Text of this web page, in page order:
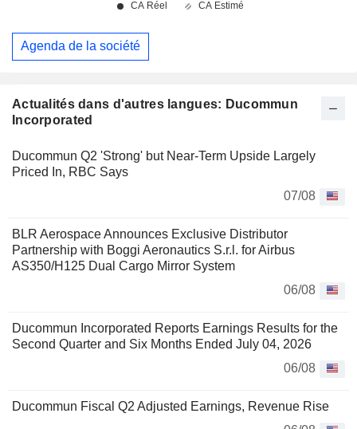
Actualités dans d'autres langues: Ducommun
Incorporated
Ducommun Q2 'Strong' but Near-Term Upside Largely
Priced In, RBC Says
07/08
BLR Aerospace Announces Exclusive Distributor
Partnership with Boggi Aeronautics S.r.l. for Airbus
AS350/H125 Dual Cargo Mirror System
06/08
Ducommun Incorporated Reports Earnings Results for the
Second Quarter and Six Months Ended July 04, 2026
06/08
Ducommun Fiscal Q2 Adjusted Earnings, Revenue Rise
Agenda de la société